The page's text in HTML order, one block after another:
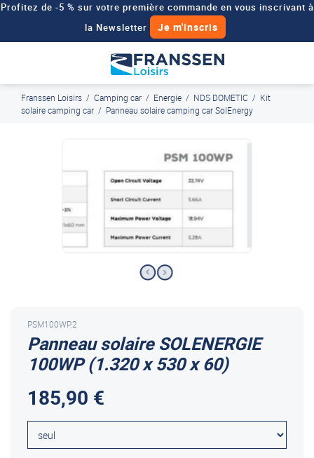
Profitez de -5 % sur votre première commande en vous inscrivant à
la Newsletter
Je m'inscris
Demander un devis
Paiement en ligne sécurisé, en 4x par Paypal J'en profite
Franssen Loisirs / Camping car / Energie / NDS DOMETIC / Kit
solaire camping car / Panneau solaire camping car SolEnergy
Panneau solaire SOLENERGIE
100WP (1.320 x 530 x 60)
PSM100WP.2
185,90 €